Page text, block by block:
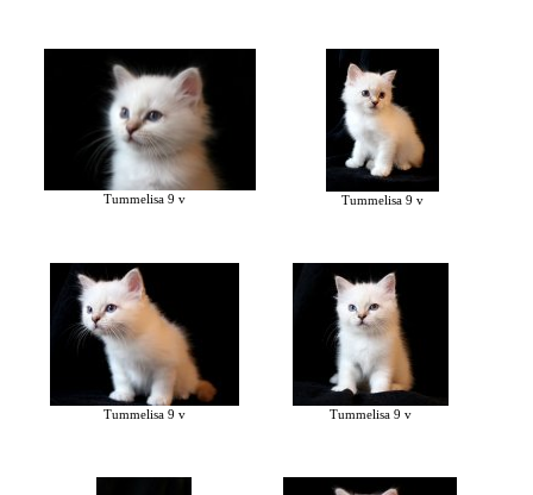
Tummelisa 9 v Tummelisa 9 v
Tummelisa 9 v Tummelisa 9 v